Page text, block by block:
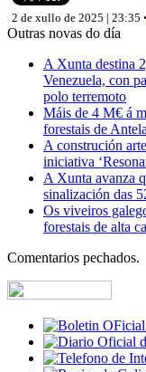
2 de xullo de 2025 | 23:35 •
Outras novas do día
A Xunta destina
Venezuela, con
polo terremoto
Máis de 4 M€ á
forestais de Antela
A construción
iniciativa
A Xunta avanza
sinalización das
Os viveiros
forestais de alta
Comentarios pechados.